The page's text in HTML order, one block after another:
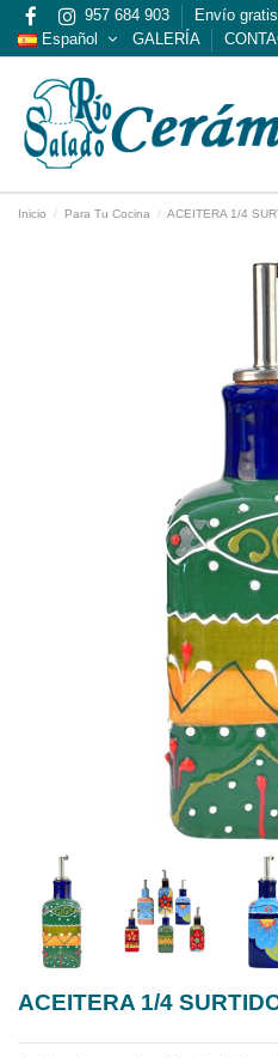
957 684 903
Envío
Español
GALERÍA
Inicio Para Tu Cocina ACEITERA 1/4
ACEITERA 1/4